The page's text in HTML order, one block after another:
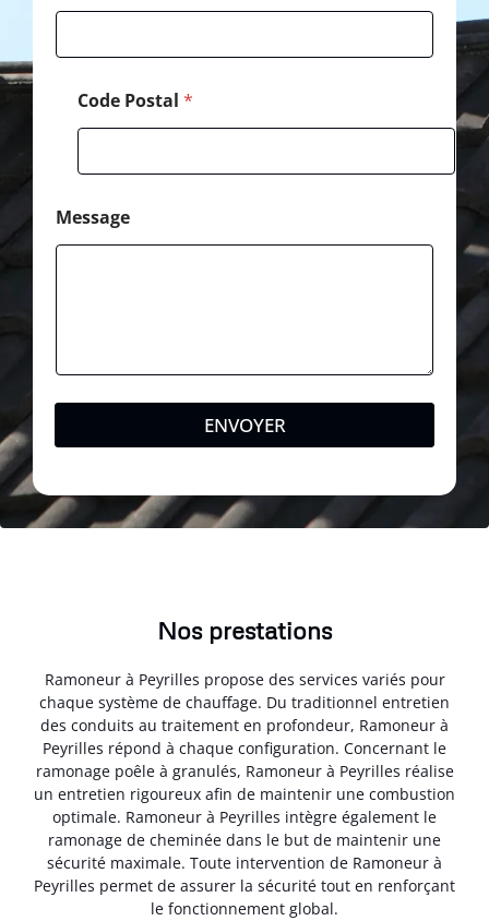
Code Postal *
Message
ENVOYER
Nos prestations
Ramoneur à Peyrilles propose des services variés pour
chaque système de chauffage. Du traditionnel entretien
des conduits au traitement en profondeur, Ramoneur à
Peyrilles répond à chaque configuration. Concernant le
ramonage poêle à granulés, Ramoneur à Peyrilles réalise
un entretien rigoureux afin de maintenir une combustion
optimale. Ramoneur à Peyrilles intègre également le
ramonage de cheminée dans le but de maintenir une
sécurité maximale. Toute intervention de Ramoneur à
Peyrilles permet de assurer la sécurité tout en renforçant
le fonctionnement global.